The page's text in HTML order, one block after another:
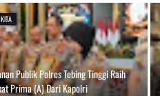
Publik Polres Tebing Tinggi Raih
Prima (A) Dari Kapolri